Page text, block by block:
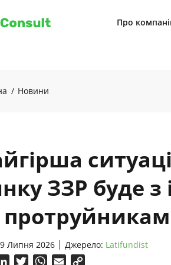
Про
Новини
ЗЗР буде
Липня 2026 Джерело: Latifundist
LinkedInTwitterWhatsApp
Email